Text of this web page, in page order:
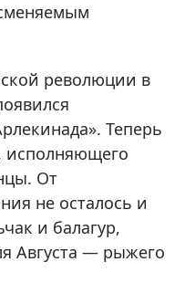
революции в
Теперь
исполняющего
От
не осталось и
и балагур,
Августа — рыжего